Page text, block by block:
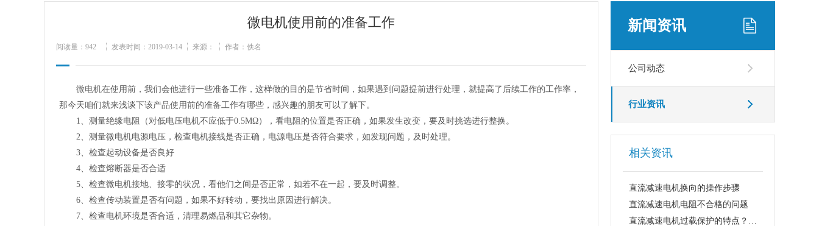
新闻资讯
公司动态
行业资讯
相关资讯
直流减速电机换向的操作步骤
直流减速电机电阻不合格的问题
直流减速电机过载保护的特点？是否可以延长...
微电机使用前的准备工作
阅读量： 942 发表时间：2019-03-14 来源： 作者：佚名
微电机在使用前，我们会他进行一些准备工作，这样做的目的是节省时间，如果遇到问题提前进行处理，就提高了后续工作的工作率，
那今天咱们就来浅谈下该产品使用前的准备工作有哪些，感兴趣的朋友可以了解下。
1、测量绝缘电阻（对低电压电机不应低于0.5MΩ），看电阻的位置是否正确，如果发生改变，要及时挑选进行整换。
2、测量微电机电源电压，检查电机接线是否正确，电源电压是否符合要求，如发现问题，及时处理。
3、检查起动设备是否良好
4、检查熔断器是否合适
5、检查微电机接地、接零的状况，看他们之间是否正常，如若不在一起，要及时调整。
6、检查传动装置是否有问题，如果不好转动，要找出原因进行解决。
7、检查电机环境是否合适，清理易燃品和其它杂物。